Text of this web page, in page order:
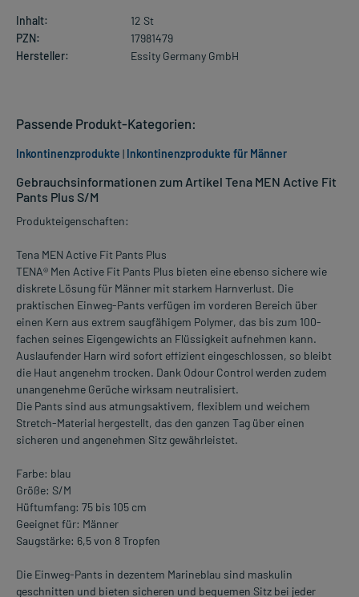
Inhalt:
12 St
PZN:
17981479
Hersteller:
Essity Germany GmbH
Gebrauchsinformationen zum Artikel Tena MEN Active Fit
Pants Plus S/M
Produkteigenschaften:
Tena MEN Active Fit Pants Plus
TENA® Men Active Fit Pants Plus bieten eine ebenso sichere wie
diskrete Lösung für Männer mit starkem Harnverlust. Die
praktischen Einweg-Pants verfügen im vorderen Bereich über
einen Kern aus extrem saugfähigem Polymer, das bis zum 100-
fachen seines Eigengewichts an Flüssigkeit aufnehmen kann.
Auslaufender Harn wird sofort effizient eingeschlossen, so bleibt
die Haut angenehm trocken. Dank Odour Control werden zudem
unangenehme Gerüche wirksam neutralisiert.
Die Pants sind aus atmungsaktivem, flexiblem und weichem
Stretch-Material hergestellt, das den ganzen Tag über einen
sicheren und angenehmen Sitz gewährleistet.
Farbe: blau
Größe: S/M
Hüftumfang: 75 bis 105 cm
Geeignet für: Männer
Saugstärke: 6,5 von 8 Tropfen
Die Einweg-Pants in dezentem Marineblau sind maskulin
geschnitten und bieten sicheren und bequemen Sitz bei jeder
Passende Produkt-Kategorien:
Inkontinenzprodukte | Inkontinenzprodukte für Männer